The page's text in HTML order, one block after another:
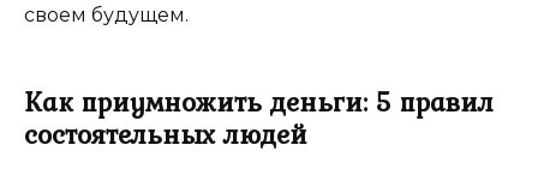
своем будущем.
Как приумножить деньги: 5 правил
состоятельных людей